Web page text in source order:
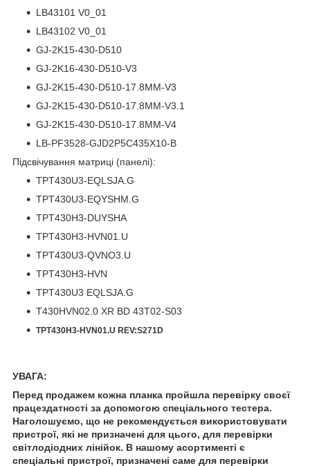
LB43101 V0_01
LB43102 V0_01
GJ-2K15-430-D510
GJ-2K16-430-D510-V3
GJ-2K15-430-D510-17.8MM-V3
GJ-2K15-430-D510-17.8MM-V3.1
GJ-2K15-430-D510-17.8MM-V4
LB-PF3528-GJD2P5C435X10-B
Підсвічування матриці (панелі):
TPT430U3-EQLSJA.G
TPT430U3-EQYSHM.G
TPT430H3-DUYSHA
TPT430H3-HVN01.U
TPT430U3-QVNO3.U
TPT430H3-HVN
TPT430U3 EQLSJA.G
T430HVN02.0 XR BD 43T02-S03
TPT430H3-HVN01.U REV:S271D
УВАГА:
Перед продажем кожна планка пройшла перевірку своєї
працездатності за допомогою спеціального тестера.
Наголошуємо, що не рекомендується використовувати
пристрої, які не призначені для цього, для перевірки
світлодіодних лінійок. В нашому асортименті є
спеціальні пристрої, призначені саме для перевірки